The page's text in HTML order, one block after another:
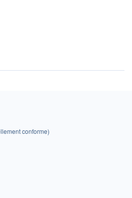
conforme)